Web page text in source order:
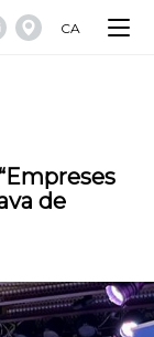
CA
de